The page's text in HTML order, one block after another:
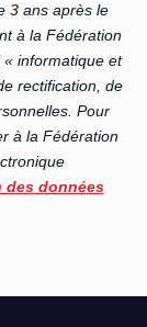
3 ans après le
à la Fédération
informatique et
rectification, de
Pour
à la Fédération
des données